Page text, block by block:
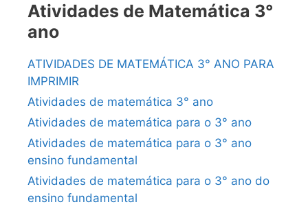
Atividades de Matemática 3°
ano
ATIVIDADES DE MATEMÁTICA 3° ANO PARA
IMPRIMIR
Atividades de matemática 3° ano
Atividades de matemática para o 3° ano
Atividades de matemática para o 3° ano
ensino fundamental
Atividades de matemática para o 3° ano do
ensino fundamental